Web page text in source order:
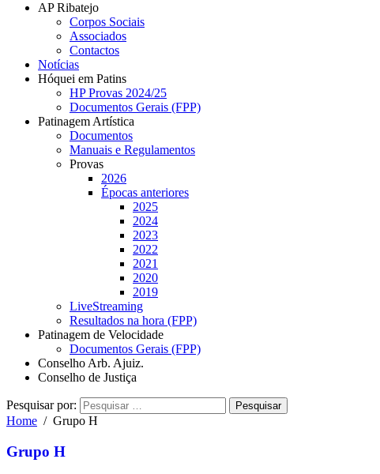
AP Ribatejo
Corpos Sociais
Associados
Contactos
Notícias
Hóquei em Patins
HP Provas 2024/25
Documentos Gerais (FPP)
Patinagem Artística
Documentos
Manuais e Regulamentos
Provas
2026
Épocas anteriores
2025
2024
2023
2022
2021
2020
2019
LiveStreaming
Resultados na hora (FPP)
Patinagem de Velocidade
Documentos Gerais (FPP)
Conselho Arb. Ajuiz.
Conselho de Justiça
Pesquisar por:
Home
Grupo H
Grupo H